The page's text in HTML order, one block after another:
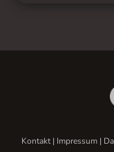
Kontakt| Impressum |